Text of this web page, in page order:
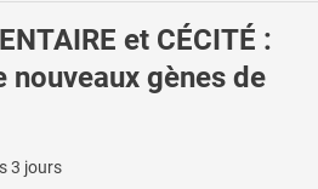
et CÉCITÉ :
gènes de
3 jours